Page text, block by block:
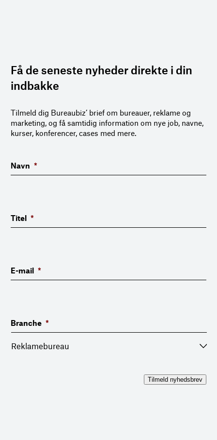
Få de seneste nyheder direkte i din
indbakke
Tilmeld dig Bureaubiz’ brief om bureauer, reklame og
marketing, og få samtidig information om nye job, navne,
kurser, konferencer, cases med mere.
Navn *
Titel *
E-mail *
Branche *
Tilmeld nyhedsbrev